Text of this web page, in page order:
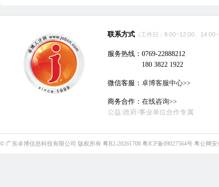
联系方式 （工作日：9:00~12:00、
服务热线：0769-22888212
180 3822 1922
微信客服： 卓博客服中心>>
商务合作： 在线咨询>>
公益/政府/事业单位合作专属
© 广东卓博信息科技有限公司 版权所有 粤B2-20261708 粤ICP备09027564号 粤公网安